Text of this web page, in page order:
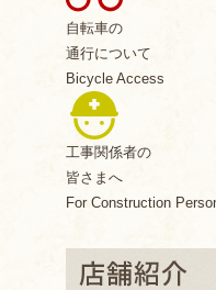
自転車の
通行について
Bicycle Access
工事関係者の
皆さまへ
For Construction